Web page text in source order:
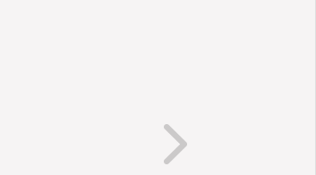
Next